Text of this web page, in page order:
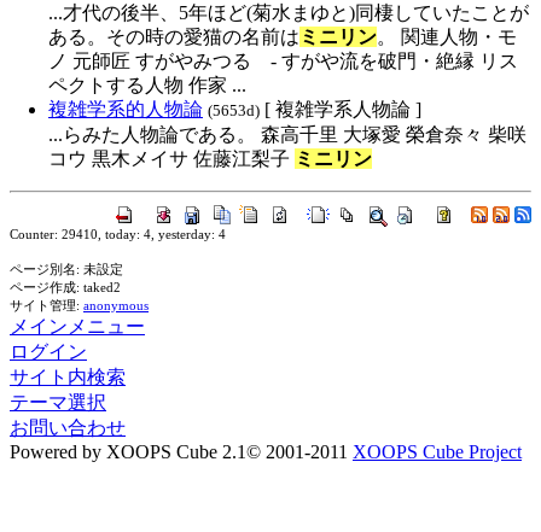
...才代の後半、5年ほど(菊水まゆと)同棲していたことが
ある。その時の愛猫の名前は ミニリン。 関連人物・モ
ノ 元師匠 すがやみつる - すがや流を破門・絶縁 リス
ペクトする人物 作家 ...
複雑学系的人物論 (5653d) [ 複雑学系人物論 ]
...らみた人物論である。 森高千里 大塚愛 榮倉奈々 柴咲
コウ 黒木メイサ 佐藤江梨子 ミニリン
Counter: 29410, today: 4, yesterday: 4
ページ別名: 未設定
ページ作成: taked2
サイト管理: anonymous
メインメニュー
ログイン
サイト内検索
テーマ選択
お問い合わせ
Powered by XOOPS Cube 2.1© 2001-2011 XOOPS Cube Project